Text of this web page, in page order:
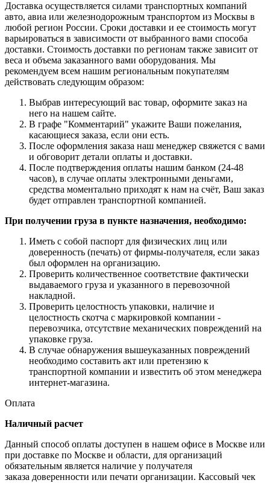
Доставка осуществляется силами транспортных компаний
авто, авиа или железнодорожным транспортом из Москвы в
любой регион России. Сроки доставки и ее стоимость могут
варьироваться в зависимости от выбранного вами способа
доставки. Стоимость доставки по регионам также зависит от
веса и объема заказанного вами оборудования. Мы
рекомендуем всем нашим региональным покупателям
действовать следующим образом:
Выбрав интересующий вас товар, оформите заказ на
него на нашем сайте.
В графе "Комментарий" укажите Ваши пожелания,
касающиеся заказа, если они есть.
После оформления заказа наш менеджер свяжется с вами
и обговорит детали оплаты и доставки.
После подтверждения оплаты нашим банком (24-48
часов), в случае оплаты электронными деньгами,
средства моментально приходят к нам на счёт, Ваш заказ
будет отправлен транспортной компанией.
При получении груза в пункте назначения, необходимо:
Иметь с собой паспорт для физических лиц или
доверенность (печать) от фирмы-получателя, если заказ
был оформлен на организацию.
Проверить количественное соответствие фактически
выдаваемого груза и указанного в перевозочной
накладной.
Проверить целостность упаковки, наличие и
целостность скотча с маркировкой компании -
перевозчика, отсутствие механических повреждений на
упаковке груза.
В случае обнаружения вышеуказанных повреждений
необходимо составить акт или претензию к
транспортной компании и известить об этом менеджера
интернет-магазина.
Оплата
Наличный расчет
Данный способ оплаты доступен в нашем офисе в Москве или
при доставке по Москве и области, для организаций
обязательным является наличие у получателя
заказа доверенности или печати организации. Кассовый чек